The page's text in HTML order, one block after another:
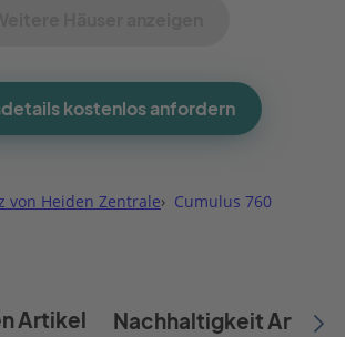
kostenlos anfordern
von Heiden Zentrale› Cumulus 760
Artikel Nachhaltigkeit Artikel